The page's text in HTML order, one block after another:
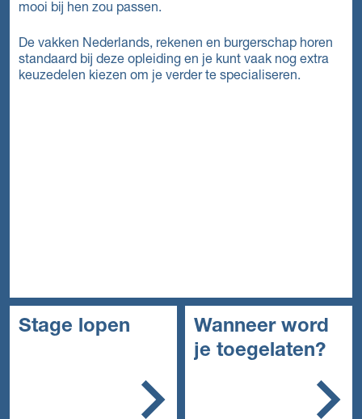
mooi bij hen zou passen.
De vakken Nederlands, rekenen en burgerschap horen
standaard bij deze opleiding en je kunt vaak nog extra
keuzedelen kiezen om je verder te specialiseren.
Stage lopen
Wanneer word
je toegelaten?
In het algemeen kun je
de opleiding starten met: